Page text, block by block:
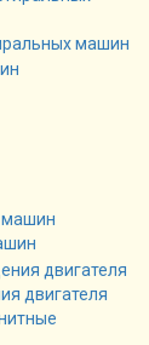
машин
двигателя